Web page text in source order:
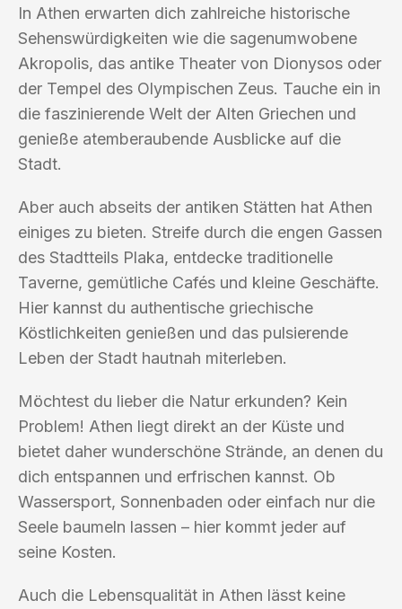
In Athen erwarten dich zahlreiche historische
Sehenswürdigkeiten wie die sagenumwobene
Akropolis, das antike Theater von Dionysos oder
der Tempel des Olympischen Zeus. Tauche ein in
die faszinierende Welt der Alten Griechen und
genieße atemberaubende Ausblicke auf die
Stadt.
Aber auch abseits der antiken Stätten hat Athen
einiges zu bieten. Streife durch die engen Gassen
des Stadtteils Plaka, entdecke traditionelle
Taverne, gemütliche Cafés und kleine Geschäfte.
Hier kannst du authentische griechische
Köstlichkeiten genießen und das pulsierende
Leben der Stadt hautnah miterleben.
Möchtest du lieber die Natur erkunden? Kein
Problem! Athen liegt direkt an der Küste und
bietet daher wunderschöne Strände, an denen du
dich entspannen und erfrischen kannst. Ob
Wassersport, Sonnenbaden oder einfach nur die
Seele baumeln lassen – hier kommt jeder auf
seine Kosten.
Auch die Lebensqualität in Athen lässt keine